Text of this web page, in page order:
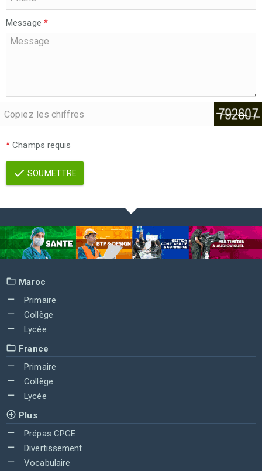
Message *
* Champs requis
SOUMETTRE
Maroc
Primaire
Collège
Lycée
France
Primaire
Collège
Lycée
Plus
Prépas CPGE
Divertissement
Vocabulaire